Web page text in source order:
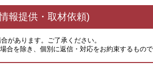
報提供・取材依頼)
があります。ご了承ください。
を除き、個別に返信・対応をお約束するもので